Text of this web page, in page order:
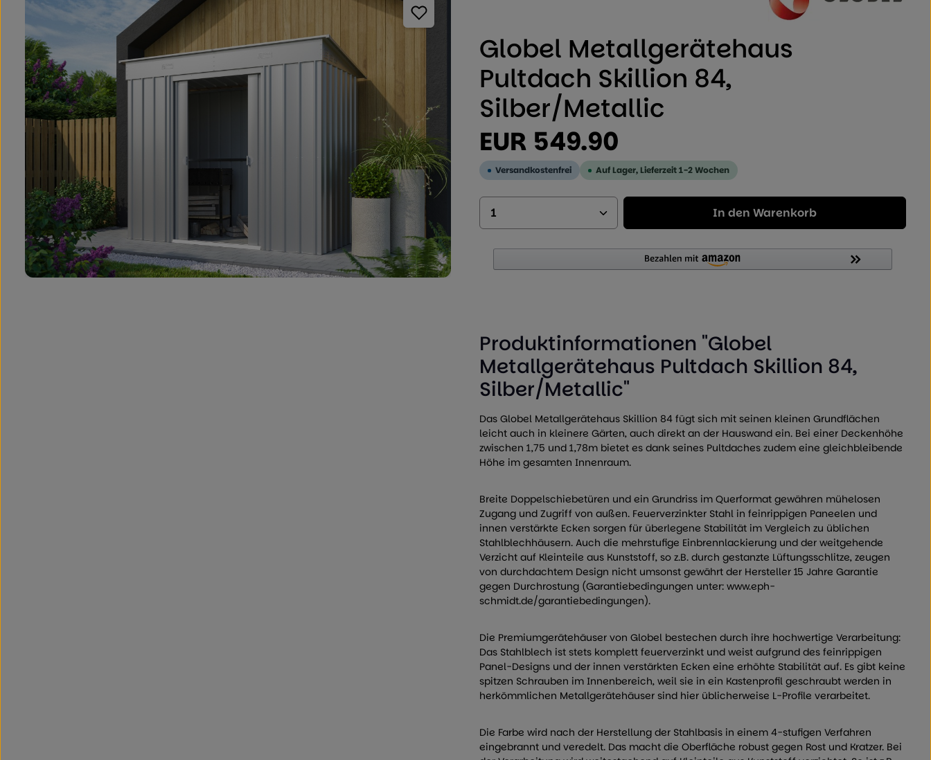
Globel Metallgerätehaus
Pultdach Skillion 84,
Silber/Metallic
Regulärer Preis:
EUR 549.90
Versandkostenfrei Auf Lager, Lieferzeit 1-2 Wochen
Produkt Anzahl: Geben Sie den gewünschten Wert
In den Warenkorb
Produktinformationen "Globel
Metallgerätehaus Pultdach Skillion 84,
Silber/Metallic"
Das Globel Metallgerätehaus Skillion 84 fügt sich mit seinen kleinen Grundflächen
leicht auch in kleinere Gärten, auch direkt an der Hauswand ein. Bei einer Deckenhöhe
zwischen 1,75 und 1,78m bietet es dank seines Pultdaches zudem eine gleichbleibende
Höhe im gesamten Innenraum.
Breite Doppelschiebetüren und ein Grundriss im Querformat gewähren mühelosen
Zugang und Zugriff von außen. Feuerverzinkter Stahl in feinrippigen Paneelen und
innen verstärkte Ecken sorgen für überlegene Stabilität im Vergleich zu üblichen
Stahlblechhäusern. Auch die mehrstufige Einbrennlackierung und der weitgehende
Verzicht auf Kleinteile aus Kunststoff, so z.B. durch gestanzte Lüftungsschlitze, zeugen
von durchdachtem Design nicht umsonst gewährt der Hersteller 15 Jahre Garantie
gegen Durchrostung (Garantiebedingungen unter: www.eph-
schmidt.de/garantiebedingungen).
Die Premiumgerätehäuser von Globel bestechen durch ihre hochwertige Verarbeitung:
Das Stahlblech ist stets komplett feuerverzinkt und weist aufgrund des feinrippigen
Panel-Designs und der innen verstärkten Ecken eine erhöhte Stabilität auf. Es gibt keine
spitzen Schrauben im Innenbereich, weil sie in ein Kastenprofil geschraubt werden in
herkömmlichen Metallgerätehäuser sind hier üblicherweise L-Profile verarbeitet.
Die Farbe wird nach der Herstellung der Stahlbasis in einem 4-stufigen Verfahren
eingebrannt und veredelt. Das macht die Oberfläche robust gegen Rost und Kratzer. Bei